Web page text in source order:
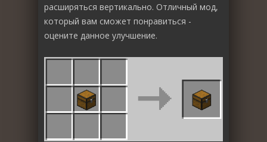
расширяться вертикально. Отличный мод,
который вам сможет понравиться -
оцените данное улучшение.